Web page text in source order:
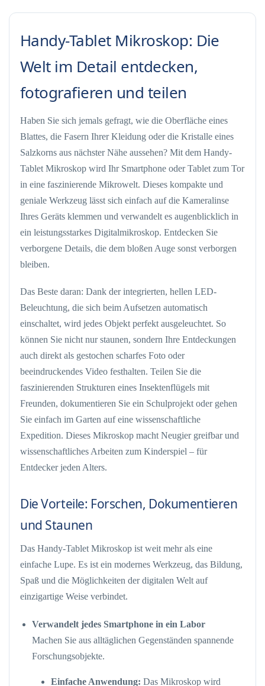
Handy-Tablet Mikroskop: Die
Welt im Detail entdecken,
fotografieren und teilen
Haben Sie sich jemals gefragt, wie die Oberfläche eines
Blattes, die Fasern Ihrer Kleidung oder die Kristalle eines
Salzkorns aus nächster Nähe aussehen? Mit dem Handy-
Tablet Mikroskop wird Ihr Smartphone oder Tablet zum Tor
in eine faszinierende Mikrowelt. Dieses kompakte und
geniale Werkzeug lässt sich einfach auf die Kameralinse
Ihres Geräts klemmen und verwandelt es augenblicklich in
ein leistungsstarkes Digitalmikroskop. Entdecken Sie
verborgene Details, die dem bloßen Auge sonst verborgen
bleiben.
Das Beste daran: Dank der integrierten, hellen LED-
Beleuchtung, die sich beim Aufsetzen automatisch
einschaltet, wird jedes Objekt perfekt ausgeleuchtet. So
können Sie nicht nur staunen, sondern Ihre Entdeckungen
auch direkt als gestochen scharfes Foto oder
beeindruckendes Video festhalten. Teilen Sie die
faszinierenden Strukturen eines Insektenflügels mit
Freunden, dokumentieren Sie ein Schulprojekt oder gehen
Sie einfach im Garten auf eine wissenschaftliche
Expedition. Dieses Mikroskop macht Neugier greifbar und
wissenschaftliches Arbeiten zum Kinderspiel – für
Entdecker jeden Alters.
Die Vorteile: Forschen, Dokumentieren
und Staunen
Das Handy-Tablet Mikroskop ist weit mehr als eine
einfache Lupe. Es ist ein modernes Werkzeug, das Bildung,
Spaß und die Möglichkeiten der digitalen Welt auf
einzigartige Weise verbindet.
Verwandelt jedes Smartphone in ein Labor
Machen Sie aus alltäglichen Gegenständen spannende
Forschungsobjekte.
Einfache Anwendung: Das Mikroskop wird